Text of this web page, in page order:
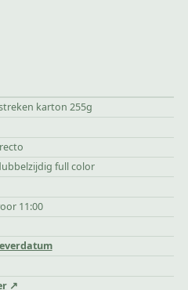
karton 255g
full color
11:00